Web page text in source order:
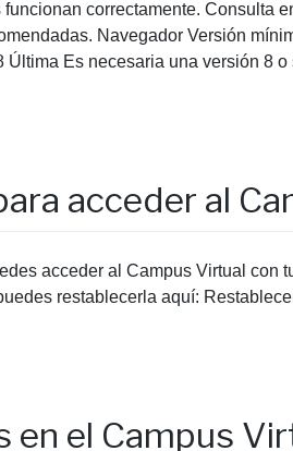
correctamente. Consulta
Navegador Versión
Es necesaria una versión 8
acceder al
acceder al Campus Virtual con
restablecerla aquí:
en el Campus